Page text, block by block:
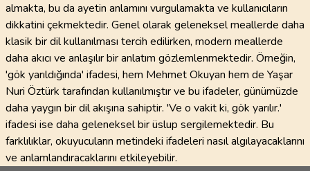
almakta, bu da ayetin anlamını vurgulamakta ve kullanıcıların
dikkatini çekmektedir. Genel olarak geleneksel meallerde daha
klasik bir dil kullanılması tercih edilirken, modern meallerde
daha akıcı ve anlaşılır bir anlatım gözlemlenmektedir. Örneğin,
'gök yarıldığında' ifadesi, hem Mehmet Okuyan hem de Yaşar
Nuri Öztürk tarafından kullanılmıştır ve bu ifadeler, günümüzde
daha yaygın bir dil akışına sahiptir. 'Ve o vakit ki, gök yarılır.'
ifadesi ise daha geleneksel bir üslup sergilemektedir. Bu
farklılıklar, okuyucuların metindeki ifadeleri nasıl algılayacaklarını
ve anlamlandıracaklarını etkileyebilir.